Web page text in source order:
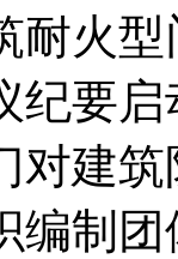
耐火
纪要
对建
编制